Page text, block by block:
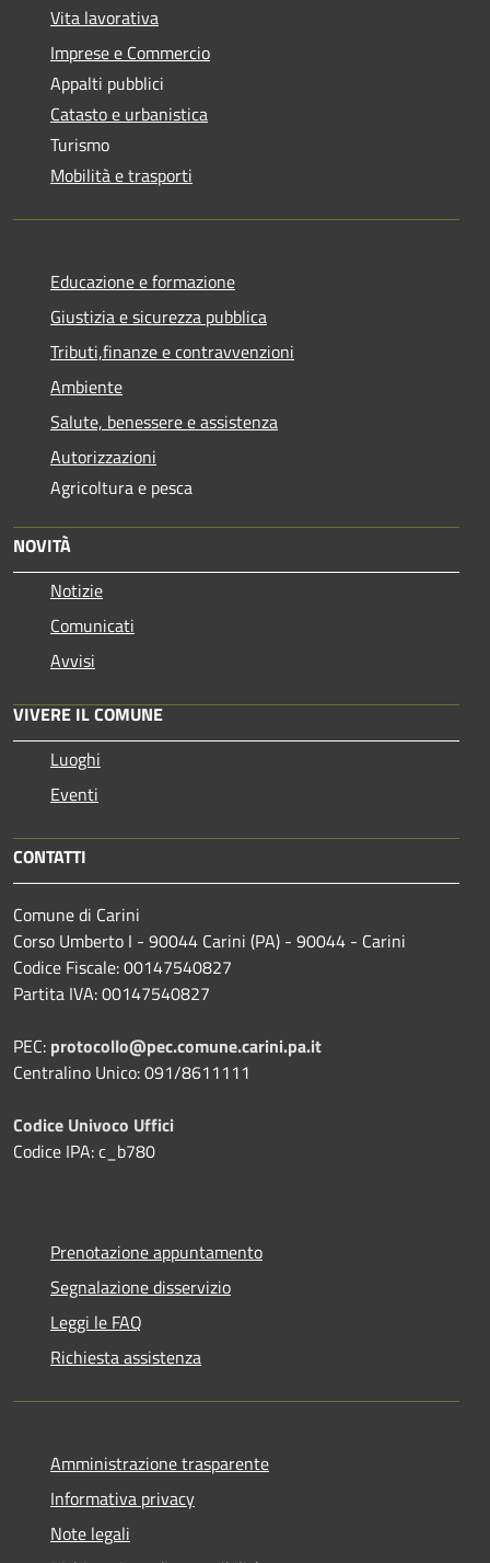
Vita lavorativa
Imprese e Commercio
Appalti pubblici
Catasto e urbanistica
Turismo
Mobilità e trasporti
Educazione e formazione
Giustizia e sicurezza pubblica
Tributi,finanze e contravvenzioni
Ambiente
Salute, benessere e assistenza
Autorizzazioni
Agricoltura e pesca
NOVITÀ
Notizie
Comunicati
Avvisi
VIVERE IL COMUNE
Luoghi
Eventi
CONTATTI
Comune di Carini
Corso Umberto I - 90044 Carini (PA) - 90044 - Carini
Codice Fiscale: 00147540827
Partita IVA: 00147540827
PEC: protocollo@pec.comune.carini.pa.it
Centralino Unico: 091/8611111
Codice Univoco Uffici
Codice IPA: c_b780
Prenotazione appuntamento
Segnalazione disservizio
Leggi le FAQ
Richiesta assistenza
Amministrazione trasparente
Informativa privacy
Note legali